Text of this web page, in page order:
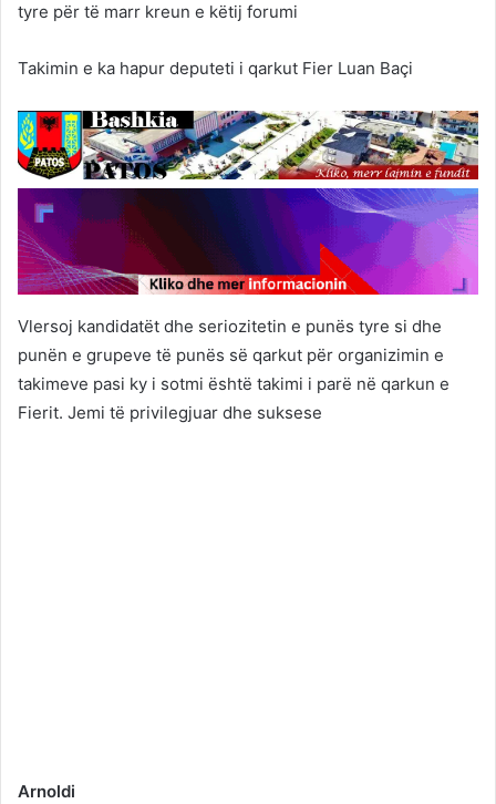
tyre për të marr kreun e këtij forumi
Takimin e ka hapur deputeti i qarkut Fier Luan Baçi
Vlersoj kandidatët dhe seriozitetin e punës tyre si dhe
punën e grupeve të punës së qarkut për organizimin e
takimeve pasi ky i sotmi është takimi i parë në qarkun e
Fierit. Jemi të privilegjuar dhe suksese
Arnoldi